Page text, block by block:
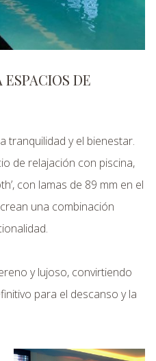
DE
tranquilidad y el bienestar.
de relajación con piscina,
con lamas de 89 mm en el
una combinación
y lujoso, convirtiendo
para el descanso y la